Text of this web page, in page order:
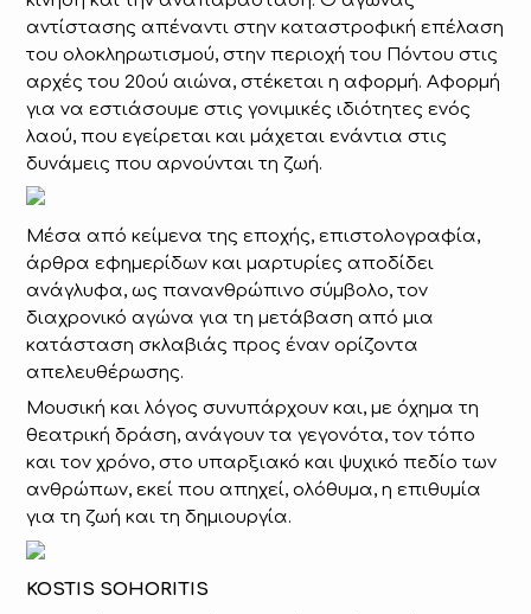
αντίστασης απέναντι στην καταστροφική επέλαση
του ολοκληρωτισμού, στην περιοχή του Πόντου στις
αρχές του 20ού αιώνα, στέκεται η αφορμή. Αφορμή
για να εστιάσουμε στις γονιμικές ιδιότητες ενός
λαού, που εγείρεται και μάχεται ενάντια στις
δυνάμεις που αρνούνται τη ζωή.
Μέσα από κείμενα της εποχής, επιστολογραφία,
άρθρα εφημερίδων και μαρτυρίες αποδίδει
ανάγλυφα, ως πανανθρώπινο σύμβολο, τον
διαχρονικό αγώνα για τη μετάβαση από μια
κατάσταση σκλαβιάς προς έναν ορίζοντα
απελευθέρωσης.
Μουσική και λόγος συνυπάρχουν και, με όχημα τη
θεατρική δράση, ανάγουν τα γεγονότα, τον τόπο
και τον χρόνο, στο υπαρξιακό και ψυχικό πεδίο των
ανθρώπων, εκεί που απηχεί, ολόθυμα, η επιθυμία
για τη ζωή και τη δημιουργία.
KOSTIS SOHORITIS